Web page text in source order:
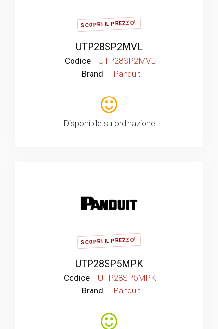
SCOPRI IL PREZZO!
UTP28SP2MVL
Codice
UTP28SP2MVL
Brand
Panduit
Disponibile su ordinazione
SCOPRI IL PREZZO!
UTP28SP5MPK
Codice
UTP28SP5MPK
Brand
Panduit